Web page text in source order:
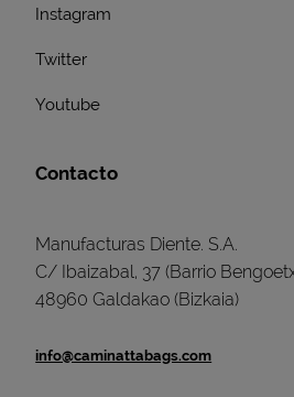
Instagram
Twitter
Youtube
Contacto
Manufacturas Diente. S.A.
C/ Ibaizabal, 37 (Barrio
48960 Galdakao (Bizkaia)
info@caminattabags.com